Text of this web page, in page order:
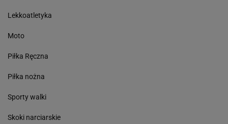
Lekkoatletyka
Moto
Piłka Ręczna
Piłka nożna
Sporty walki
Skoki narciarskie